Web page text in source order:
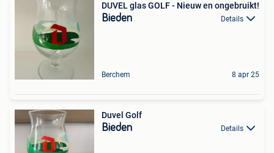
DUVEL glas GOLF - Nieuw en ongebruikt!
Bieden Details
Berchem 8 apr 25
Duvel Golf
Bieden Details